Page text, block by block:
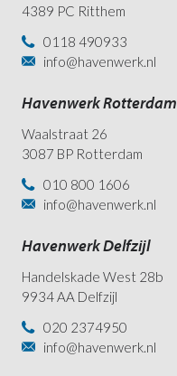
4389 PC Ritthem
0118 490933
info@havenwerk.nl
Havenwerk Rotterdam
Waalstraat 26
3087 BP Rotterdam
010 800 1606
info@havenwerk.nl
Havenwerk Delfzijl
Handelskade West 28b
9934 AA Delfzijl
020 2374950
info@havenwerk.nl